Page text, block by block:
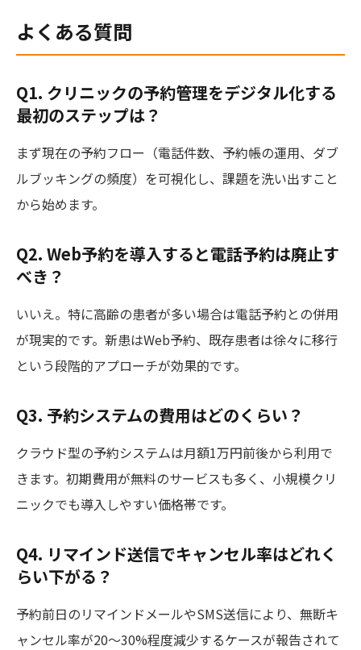
よくある質問
Q1. クリニックの予約管理をデジタル化する
最初のステップは？
まず現在の予約フロー（電話件数、予約帳の運用、ダブ
ルブッキングの頻度）を可視化し、課題を洗い出すこと
から始めます。
Q2. Web予約を導入すると電話予約は廃止す
べき？
いいえ。特に高齢の患者が多い場合は電話予約との併用
が現実的です。新患はWeb予約、既存患者は徐々に移行
という段階的アプローチが効果的です。
Q3. 予約システムの費用はどのくらい？
クラウド型の予約システムは月額1万円前後から利用で
きます。初期費用が無料のサービスも多く、小規模クリ
ニックでも導入しやすい価格帯です。
Q4. リマインド送信でキャンセル率はどれく
らい下がる？
予約前日のリマインドメールやSMS送信により、無断キ
ャンセル率が20〜30%程度減少するケースが報告されて